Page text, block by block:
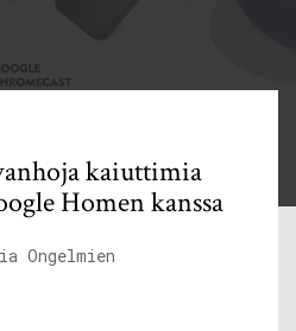
kaiuttimia
Homen kanssa
Ongelmien